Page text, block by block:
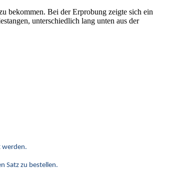
bekommen. Bei der Erprobung zeigte sich ein
unterschiedlich lang unten aus der
werden.
Satz zu bestellen.